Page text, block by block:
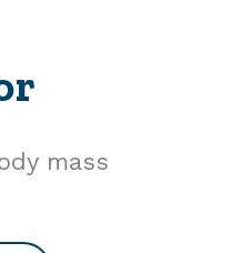
mass